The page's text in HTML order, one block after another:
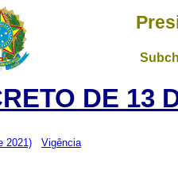
DE 13
2021) Vigência